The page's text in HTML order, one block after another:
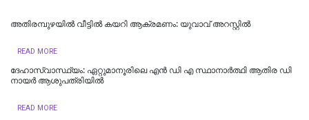
അതിരമ്പുഴയിൽ വീട്ടിൽ കയറി ആക്രമണം: യുവാവ് അറസ്റ്റിൽ
READ MORE
ദേഹാസ്വാസ്ഥ്യം: ഏറ്റുമാനൂരിലെ എൻ ഡി എ സ്ഥാനാർത്ഥി ആതിര ഡി
നായർ ആശുപത്രിയിൽ
READ MORE